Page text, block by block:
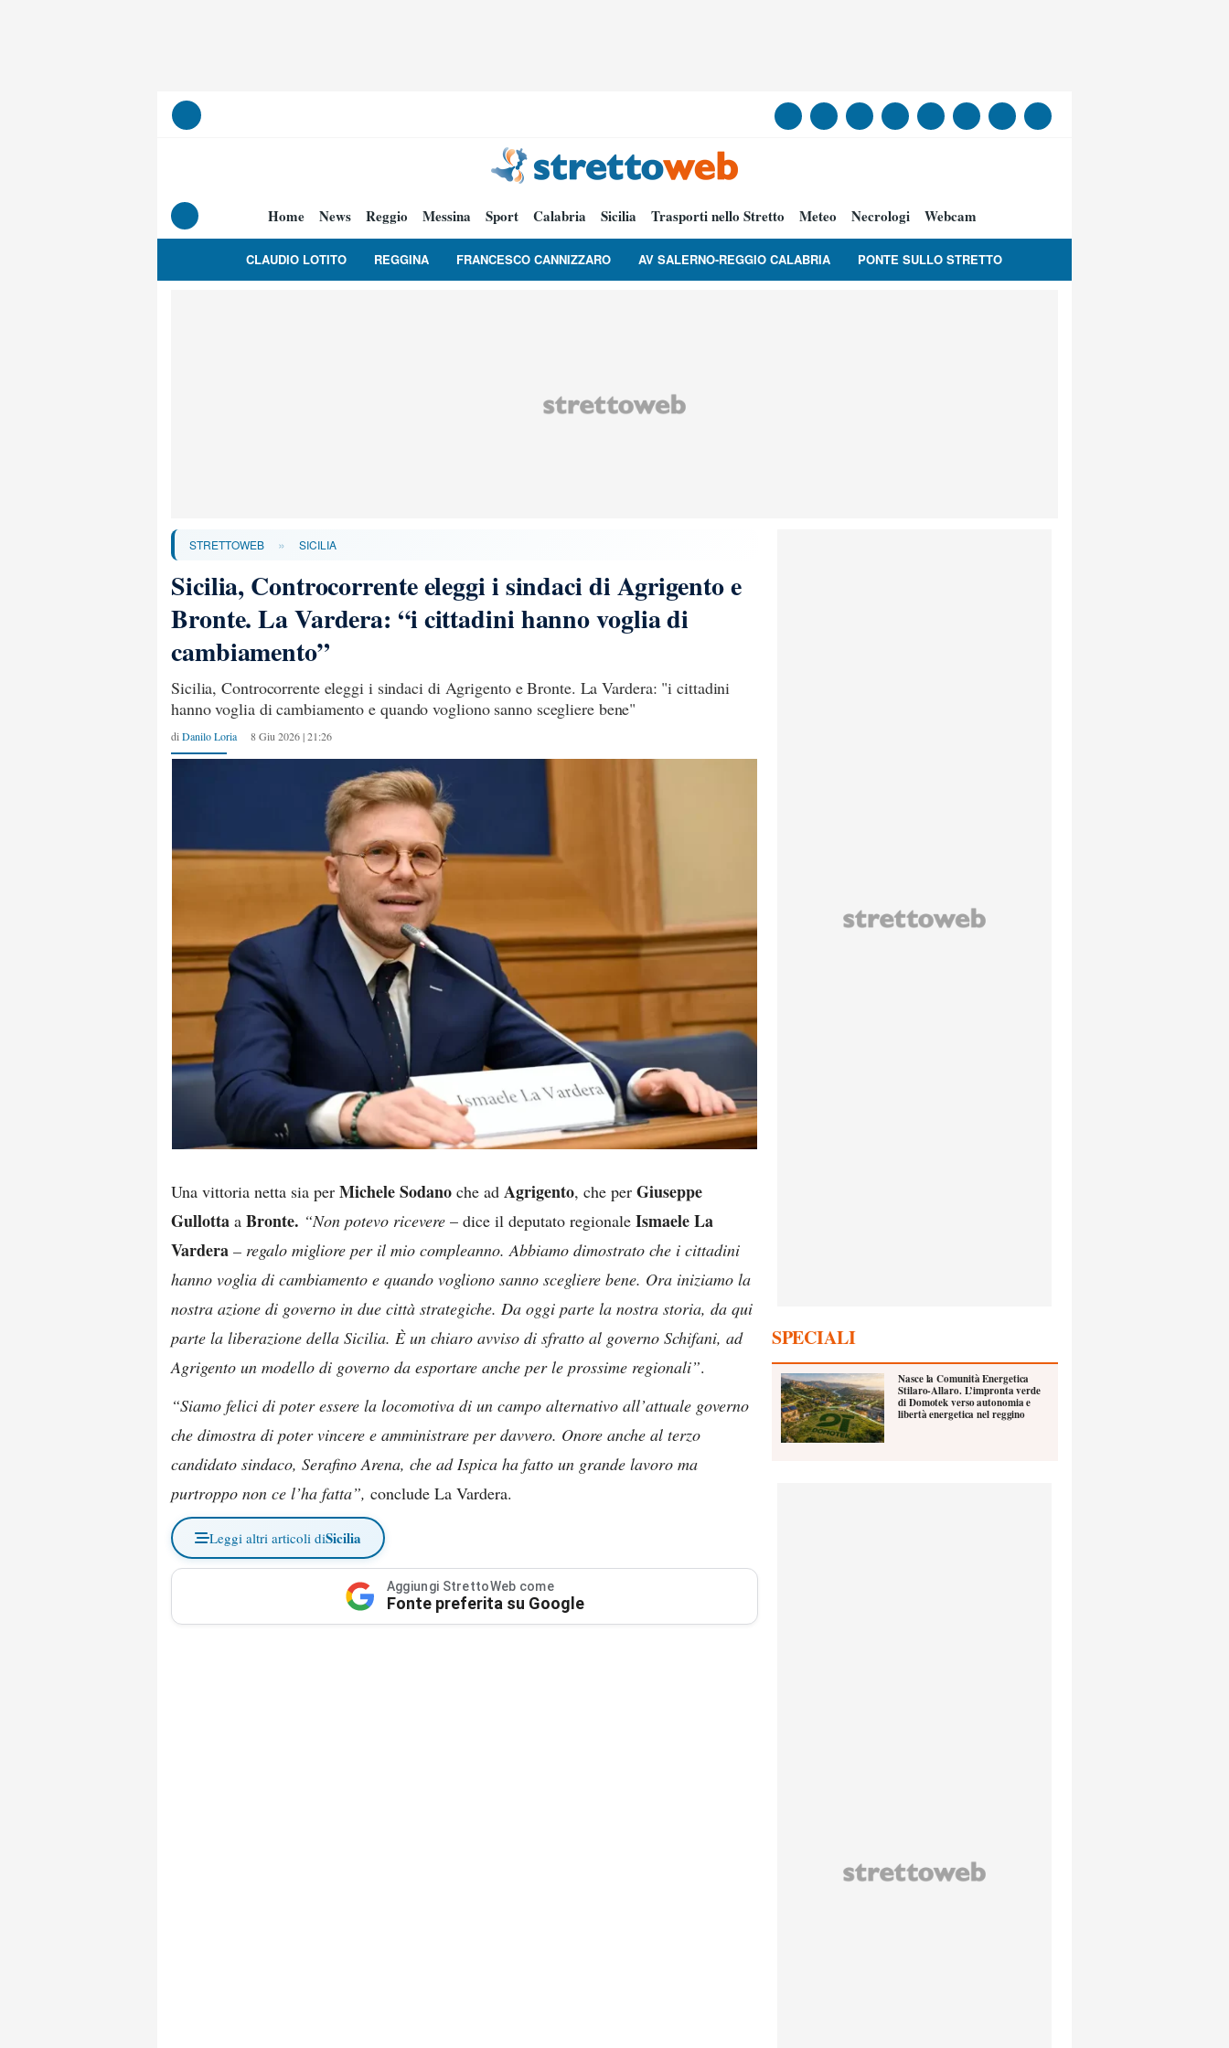
Home News Reggio Messina Sport Calabria Sicilia Trasporti nello Stretto Meteo Necrologi Webcam
CLAUDIO LOTITO REGGINA FRANCESCO CANNIZZARO AV SALERNO-REGGIO CALABRIA PONTE SULLO STRETTO
STRETTOWEB » SICILIA
Sicilia, Controcorrente eleggi i sindaci di Agrigento e
Bronte. La Vardera: “i cittadini hanno voglia di
cambiamento”
Sicilia, Controcorrente eleggi i sindaci di Agrigento e Bronte. La Vardera: "i cittadini
hanno voglia di cambiamento e quando vogliono sanno scegliere bene"
di Danilo Loria 8 Giu 2026 | 21:26
Una vittoria netta sia per Michele Sodano che ad Agrigento, che per Giuseppe
Gullotta a Bronte. “Non potevo ricevere – dice il deputato regionale Ismaele La
Vardera – regalo migliore per il mio compleanno. Abbiamo dimostrato che i cittadini
hanno voglia di cambiamento e quando vogliono sanno scegliere bene. Ora iniziamo la
nostra azione di governo in due città strategiche. Da oggi parte la nostra storia, da qui
parte la liberazione della Sicilia. È un chiaro avviso di sfratto al governo Schifani, ad
Agrigento un modello di governo da esportare anche per le prossime regionali”.
“Siamo felici di poter essere la locomotiva di un campo alternativo all’attuale governo
che dimostra di poter vincere e amministrare per davvero. Onore anche al terzo
candidato sindaco, Serafino Arena, che ad Ispica ha fatto un grande lavoro ma
purtroppo non ce l’ha fatta”, conclude La Vardera.
Leggi altri articoli diSicilia
Aggiungi StrettoWeb come
Fonte preferita su Google
SPECIALI
Nasce la Comunità Energetica
Stilaro-Allaro. L’impronta verde
di Domotek verso autonomia e
libertà energetica nel reggino